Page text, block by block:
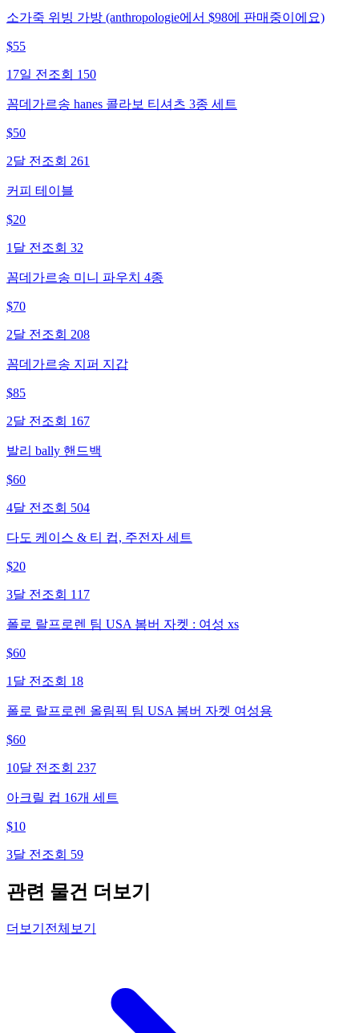
소가죽 위빙 가방 (anthropologie에서 $98에 판매중이에요)
$55
17일 전 조회 150
꼼데가르송 hanes 콜라보 티셔츠 3종 세트
$50
2달 전 조회 261
커피 테이블
$20
1달 전 조회 32
꼼데가르송 미니 파우치 4종
$70
2달 전 조회 208
꼼데가르송 지퍼 지갑
$85
2달 전 조회 167
발리 bally 핸드백
$60
4달 전 조회 504
다도 케이스 & 티 컵, 주전자 세트
$20
3달 전 조회 117
폴로 랄프로렌 팀 USA 봄버 자켓 : 여성 xs
$60
1달 전 조회 18
폴로 랄프로렌 올림픽 팀 USA 봄버 자켓 여성용
$60
10달 전 조회 237
아크릴 컵 16개 세트
$10
3달 전 조회 59
관련 물건 더보기
더보기 전체보기